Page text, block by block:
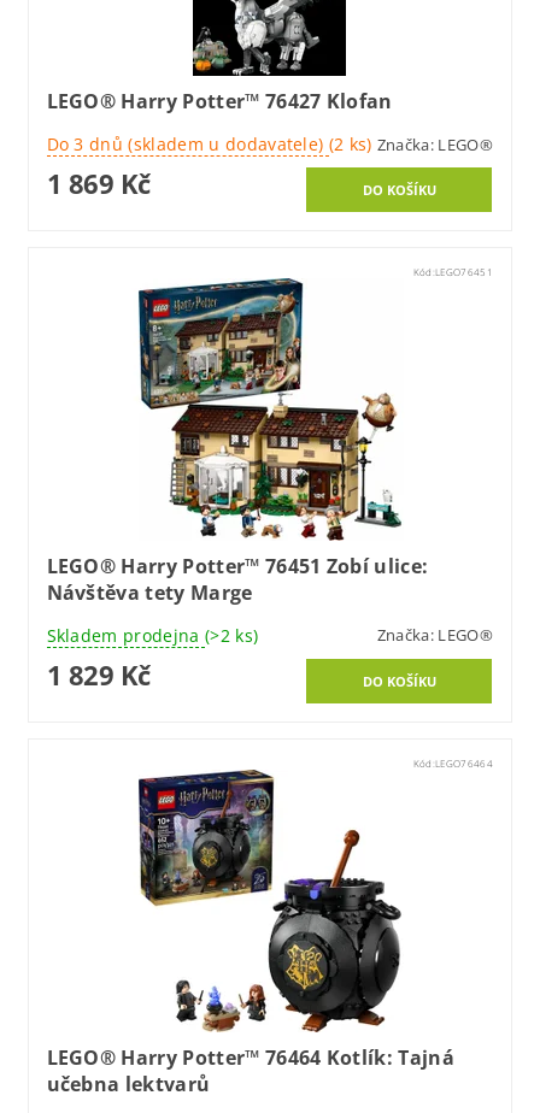
LEGO® Harry Potter™ 76427 Klofan
Do 3 dnů (skladem u dodavatele) (2 ks) Značka: LEGO®
1 869 Kč
Kód:LEGO76451
LEGO® Harry Potter™ 76451 Zobí ulice:
Návštěva tety Marge
Skladem prodejna (>2 ks) Značka: LEGO®
1 829 Kč
Kód:LEGO76464
LEGO® Harry Potter™ 76464 Kotlík: Tajná
učebna lektvarů